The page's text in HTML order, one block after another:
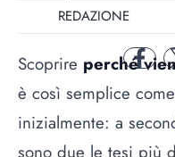
REDAZIONE
Scoprire perché
è così semplice
inizialmente: a
sono due le tesi più